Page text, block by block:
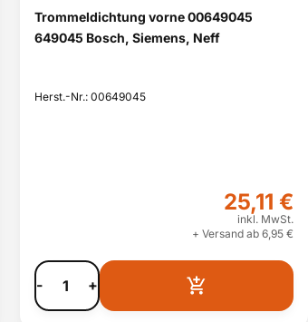
Trommeldichtung vorne 00649045
649045 Bosch, Siemens, Neff
Herst.-Nr.: 00649045
25,11 €
inkl. MwSt.
+ Versand ab 6,95 €
- +